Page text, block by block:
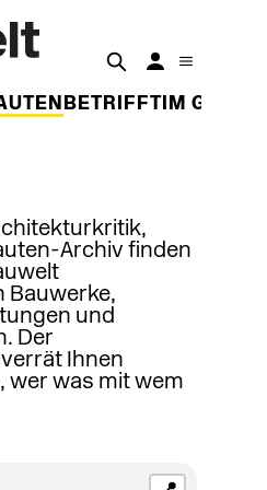
BETRIFFT IM
Archiv finden
Bauwerke,
und
Der
Ihnen
wer was mit wem